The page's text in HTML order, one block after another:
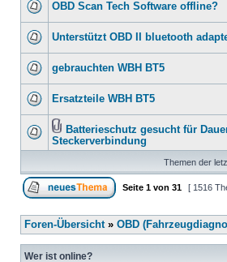
OBD Scan Tech Software offline?
Unterstützt OBD II bluetooth
gebrauchten WBH BT5
Ersatzteile WBH BT5
Batterieschutz gesucht für
Steckerverbindung
Themen der
Seite 1 von 31 [ 1516
Foren-Übersicht» OBD
Wer ist online?